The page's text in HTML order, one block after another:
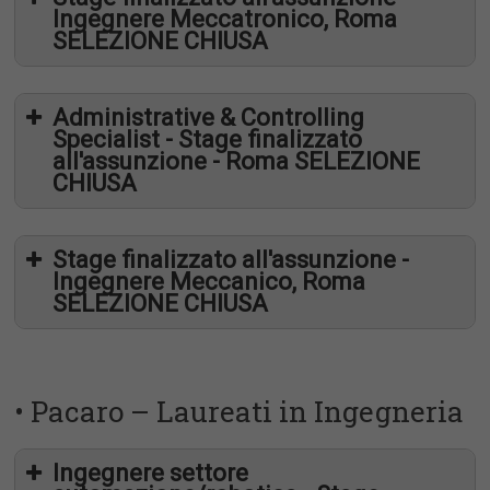
Proposta 5– APPROFONDIMENTI
allegato
elenco degli esami
documento di identità
cv@placement.uniroma2.it
allegato
elenco degli esami
documento di identità
Ingegnere Meccatronico, Roma
SELEZIONE CHIUSA
Administrative & Controlling
Specialist - Stage finalizzato
all'assunzione - Roma SELEZIONE
CHIUSA
Stage finalizzato all'assunzione -
Ingegnere Meccanico, Roma
SELEZIONE CHIUSA
• Pacaro – Laureati in Ingegneria
Ingegnere settore